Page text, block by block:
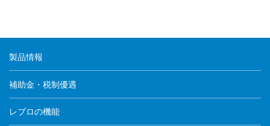
製品情報
補助金・税制優遇
レブロの機能